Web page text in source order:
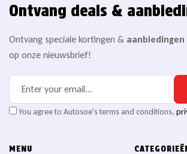
Ontvang deals &
Ontvang speciale kortingen & aanbiedingen
op onze nieuwsbrief!
You agree to Autosoe's terms and conditions,
MENU